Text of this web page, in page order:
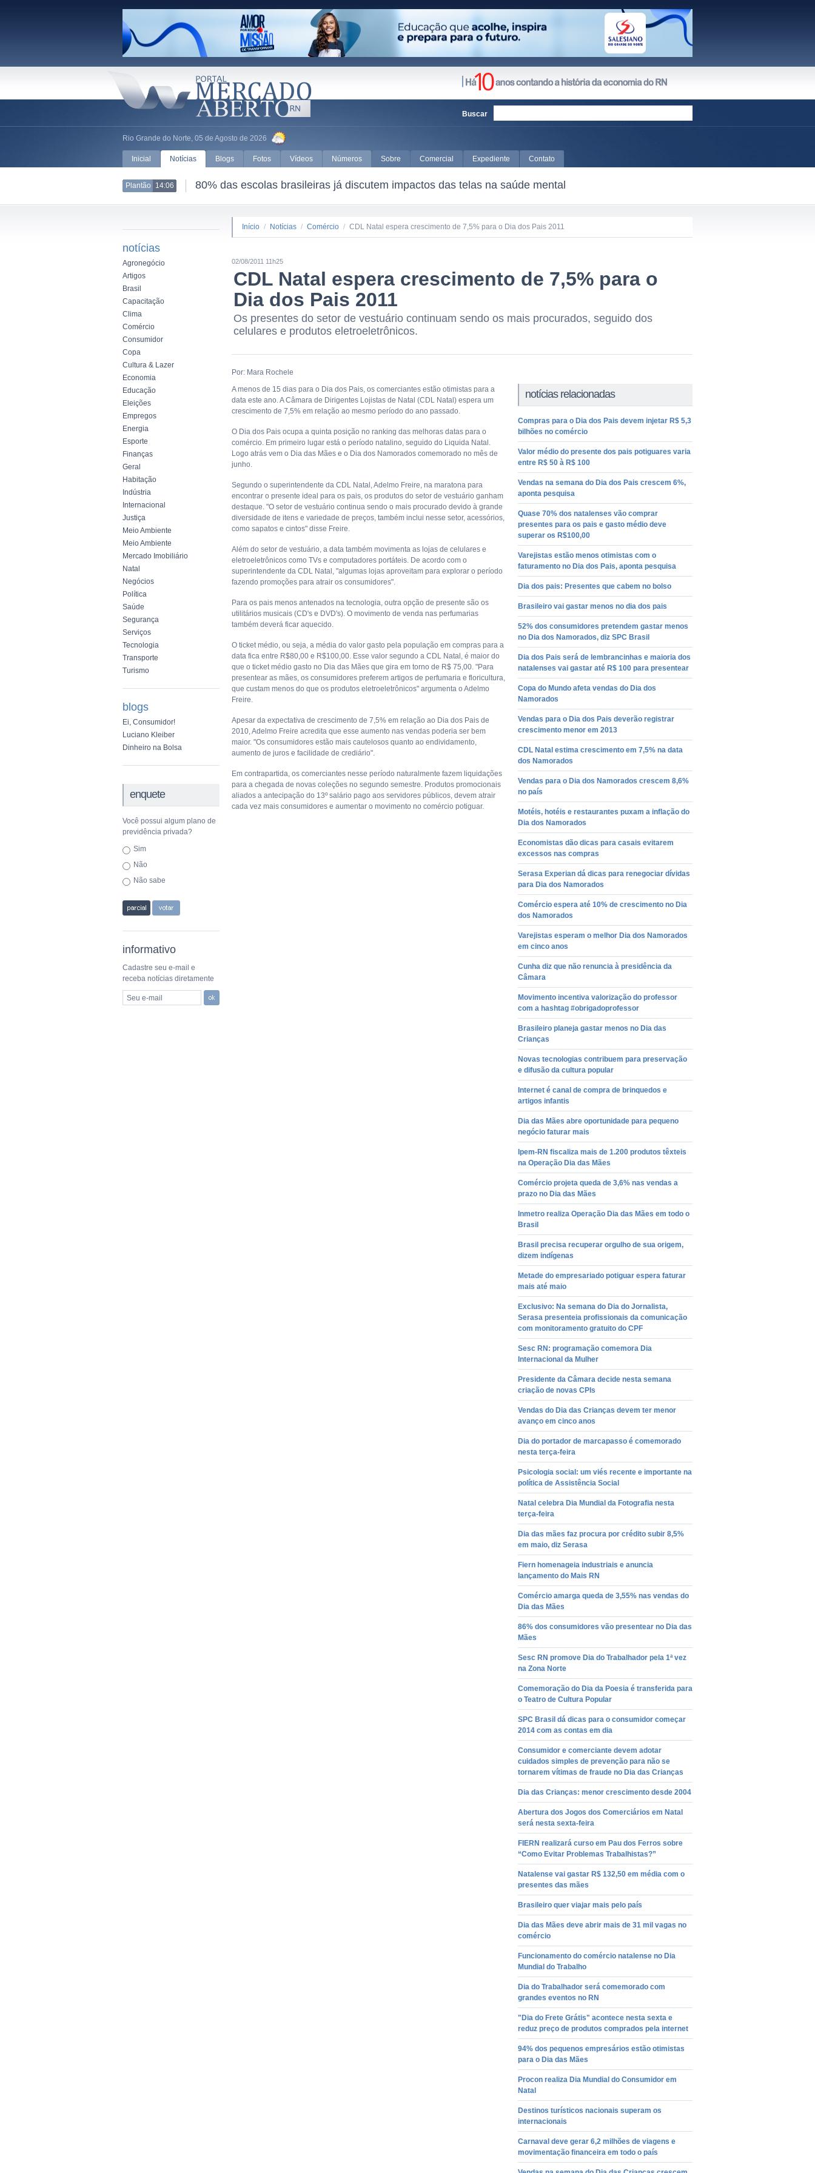
Rio Grande do Norte, 05 de Agosto de 2026
Buscar
Inicial Notícias Blogs Fotos Vídeos Números Sobre Comercial Expediente Contato
Plantão 14:06 80% das escolas brasileiras já discutem impactos das telas na saúde mental
notícias
Agronegócio
Artigos
Brasil
Capacitação
Clima
Comércio
Consumidor
Copa
Cultura & Lazer
Economia
Educação
Eleições
Empregos
Energia
Esporte
Finanças
Geral
Habitação
Indústria
Internacional
Justiça
Meio Ambiente
Meio Ambiente
Mercado Imobiliário
Natal
Negócios
Política
Saúde
Segurança
Serviços
Tecnologia
Transporte
Turismo
blogs
Ei, Consumidor!
Luciano Kleiber
Dinheiro na Bolsa
enquete
Você possui algum plano de
previdência privada?
Sim
Não
Não sabe
informativo
Cadastre seu e-mail e
receba notícias diretamente
Seu e-mail
Início / Notícias / Comércio / CDL Natal espera crescimento de 7,5% para o Dia dos Pais 2011
02/08/2011 11h25
CDL Natal espera crescimento de 7,5% para o
Dia dos Pais 2011
Os presentes do setor de vestuário continuam sendo os mais procurados, seguido dos
celulares e produtos eletroeletrônicos.
Por: Mara Rochele
notícias relacionadas
Compras para o Dia dos Pais devem injetar R$ 5,3
bilhões no comércio
Valor médio do presente dos pais potiguares varia
entre R$ 50 à R$ 100
Vendas na semana do Dia dos Pais crescem 6%,
aponta pesquisa
Quase 70% dos natalenses vão comprar
presentes para os pais e gasto médio deve
superar os R$100,00
Varejistas estão menos otimistas com o
faturamento no Dia dos Pais, aponta pesquisa
Dia dos pais: Presentes que cabem no bolso
Brasileiro vai gastar menos no dia dos pais
52% dos consumidores pretendem gastar menos
no Dia dos Namorados, diz SPC Brasil
Dia dos Pais será de lembrancinhas e maioria dos
natalenses vai gastar até R$ 100 para presentear
Copa do Mundo afeta vendas do Dia dos
Namorados
Vendas para o Dia dos Pais deverão registrar
crescimento menor em 2013
CDL Natal estima crescimento em 7,5% na data
dos Namorados
Vendas para o Dia dos Namorados crescem 8,6%
no país
Motéis, hotéis e restaurantes puxam a inflação do
Dia dos Namorados
Economistas dão dicas para casais evitarem
excessos nas compras
Serasa Experian dá dicas para renegociar dívidas
para Dia dos Namorados
Comércio espera até 10% de crescimento no Dia
dos Namorados
Varejistas esperam o melhor Dia dos Namorados
em cinco anos
Cunha diz que não renuncia à presidência da
Câmara
Movimento incentiva valorização do professor
com a hashtag #obrigadoprofessor
Brasileiro planeja gastar menos no Dia das
Crianças
Novas tecnologias contribuem para preservação
e difusão da cultura popular
Internet é canal de compra de brinquedos e
artigos infantis
Dia das Mães abre oportunidade para pequeno
negócio faturar mais
Ipem-RN fiscaliza mais de 1.200 produtos têxteis
na Operação Dia das Mães
Comércio projeta queda de 3,6% nas vendas a
prazo no Dia das Mães
Inmetro realiza Operação Dia das Mães em todo o
Brasil
Brasil precisa recuperar orgulho de sua origem,
dizem indígenas
Metade do empresariado potiguar espera faturar
mais até maio
Exclusivo: Na semana do Dia do Jornalista,
Serasa presenteia profissionais da comunicação
com monitoramento gratuito do CPF
Sesc RN: programação comemora Dia
Internacional da Mulher
Presidente da Câmara decide nesta semana
criação de novas CPIs
Vendas do Dia das Crianças devem ter menor
avanço em cinco anos
Dia do portador de marcapasso é comemorado
nesta terça-feira
Psicologia social: um viés recente e importante na
política de Assistência Social
Natal celebra Dia Mundial da Fotografia nesta
terça-feira
Dia das mães faz procura por crédito subir 8,5%
em maio, diz Serasa
Fiern homenageia industriais e anuncia
lançamento do Mais RN
Comércio amarga queda de 3,55% nas vendas do
Dia das Mães
86% dos consumidores vão presentear no Dia das
Mães
Sesc RN promove Dia do Trabalhador pela 1ª vez
na Zona Norte
Comemoração do Dia da Poesia é transferida para
o Teatro de Cultura Popular
SPC Brasil dá dicas para o consumidor começar
2014 com as contas em dia
Consumidor e comerciante devem adotar
cuidados simples de prevenção para não se
tornarem vítimas de fraude no Dia das Crianças
Dia das Crianças: menor crescimento desde 2004
Abertura dos Jogos dos Comerciários em Natal
será nesta sexta-feira
FIERN realizará curso em Pau dos Ferros sobre
“Como Evitar Problemas Trabalhistas?”
Natalense vai gastar R$ 132,50 em média com o
presentes das mães
Brasileiro quer viajar mais pelo país
Dia das Mães deve abrir mais de 31 mil vagas no
comércio
Funcionamento do comércio natalense no Dia
Mundial do Trabalho
Dia do Trabalhador será comemorado com
grandes eventos no RN
"Dia do Frete Grátis" acontece nesta sexta e
reduz preço de produtos comprados pela internet
94% dos pequenos empresários estão otimistas
para o Dia das Mães
Procon realiza Dia Mundial do Consumidor em
Natal
Destinos turísticos nacionais superam os
internacionais
Carnaval deve gerar 6,2 milhões de viagens e
movimentação financeira em todo o país
A menos de 15 dias para o Dia dos Pais, os comerciantes estão otimistas para a
data este ano. A Câmara de Dirigentes Lojistas de Natal (CDL Natal) espera um
crescimento de 7,5% em relação ao mesmo período do ano passado.
O Dia dos Pais ocupa a quinta posição no ranking das melhoras datas para o
comércio. Em primeiro lugar está o período natalino, seguido do Liquida Natal.
Logo atrás vem o Dia das Mães e o Dia dos Namorados comemorado no mês de
junho.
Segundo o superintendente da CDL Natal, Adelmo Freire, na maratona para
encontrar o presente ideal para os pais, os produtos do setor de vestuário ganham
destaque. "O setor de vestuário continua sendo o mais procurado devido à grande
diversidade de itens e variedade de preços, também inclui nesse setor, acessórios,
como sapatos e cintos" disse Freire.
Além do setor de vestuário, a data também movimenta as lojas de celulares e
eletroeletrônicos como TVs e computadores portáteis. De acordo com o
superintendente da CDL Natal, "algumas lojas aproveitam para explorar o período
fazendo promoções para atrair os consumidores".
Para os pais menos antenados na tecnologia, outra opção de presente são os
utilitários musicais (CD's e DVD's). O movimento de venda nas perfumarias
também deverá ficar aquecido.
O ticket médio, ou seja, a média do valor gasto pela população em compras para a
data fica entre R$80,00 e R$100,00. Esse valor segundo a CDL Natal, é maior do
que o ticket médio gasto no Dia das Mães que gira em torno de R$ 75,00. "Para
presentear as mães, os consumidores preferem artigos de perfumaria e floricultura,
que custam menos do que os produtos eletroeletrônicos" argumenta o Adelmo
Freire.
Apesar da expectativa de crescimento de 7,5% em relação ao Dia dos Pais de
2010, Adelmo Freire acredita que esse aumento nas vendas poderia ser bem
maior. "Os consumidores estão mais cautelosos quanto ao endividamento,
aumento de juros e facilidade de crediário".
Em contrapartida, os comerciantes nesse período naturalmente fazem liquidações
para a chegada de novas coleções no segundo semestre. Produtos promocionais
aliados a antecipação do 13º salário pago aos servidores públicos, devem atrair
cada vez mais consumidores e aumentar o movimento no comércio potiguar.